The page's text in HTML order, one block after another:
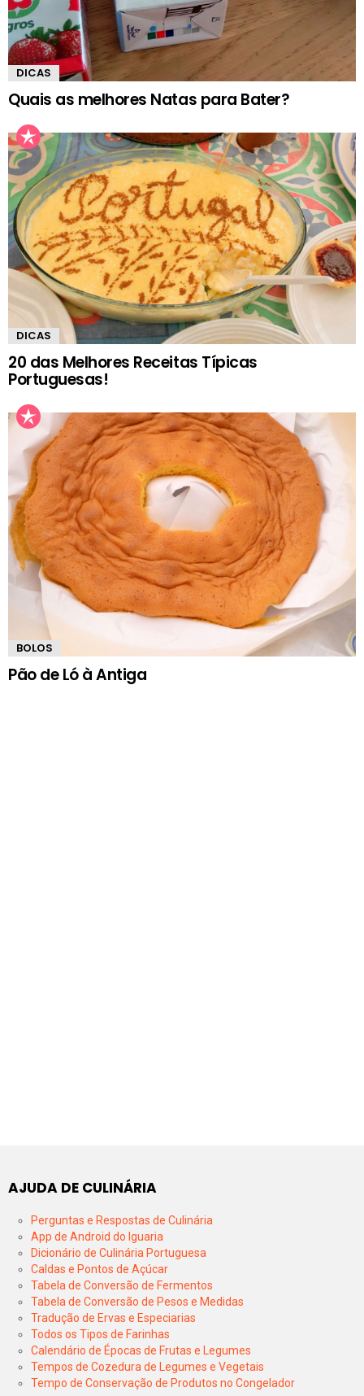
DICAS
Quais as melhores Natas para Bater?
DICAS
20 das Melhores Receitas Típicas
Portuguesas!
BOLOS
Pão de Ló à Antiga
AJUDA DE CULINÁRIA
Perguntas e Respostas de Culinária
App de Android do Iguaria
Dicionário de Culinária Portuguesa
Caldas e Pontos de Açúcar
Tabela de Conversão de Fermentos
Tabela de Conversão de Pesos e Medidas
Tradução de Ervas e Especiarias
Todos os Tipos de Farinhas
Calendário de Épocas de Frutas e Legumes
Tempos de Cozedura de Legumes e Vegetais
Tempo de Conservação de Produtos no Congelador